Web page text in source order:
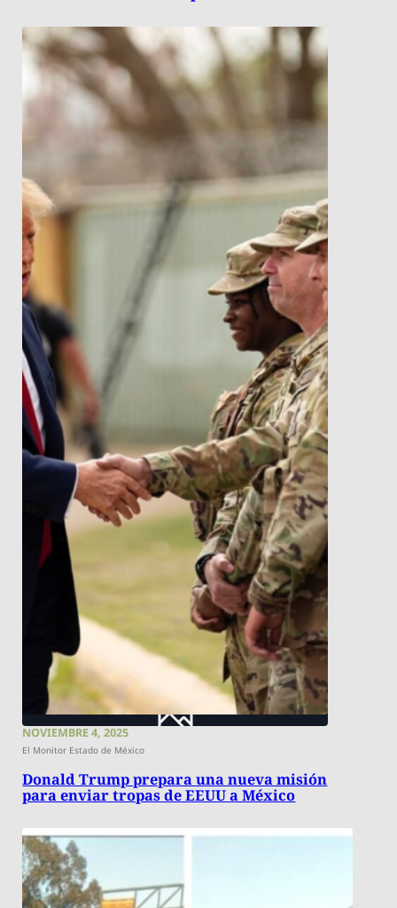
NOVIEMBRE 4, 2025
El Monitor Estado de México
Donald Trump prepara una nueva misión
para enviar tropas de EEUU a México